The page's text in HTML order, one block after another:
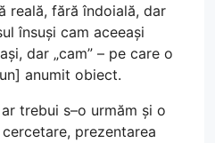
reală, fără îndoială, dar
însuși cam aceeași
dar „cam” – pe care o
anumit obiect.
trebui s–o urmăm și o
prezentarea